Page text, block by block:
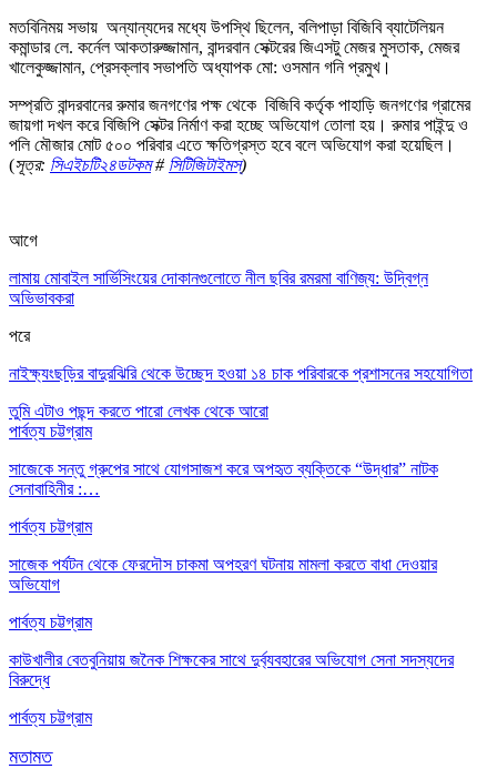
মতবিনিময় সভায় অন্যান্যদের মধ্যে উপস্থি ছিলেন, বলিপাড়া বিজিবি ব্যাটেলিয়ন
কমান্ডার লে. কর্নেল আকতারুজ্জামান, বান্দরবান সেক্টরের জিএসটু মেজর মুসতাক, মেজর
খালেকুজ্জামান, প্রেসক্লাব সভাপতি অধ্যাপক মো: ওসমান গনি প্রমুখ।
সম্প্রতি বান্দরবানের রুমার জনগণের পক্ষ থেকে বিজিবি কর্তৃক পাহাড়ি জনগণের গ্রামের
জায়গা দখল করে বিজিপি সেক্টর নির্মাণ করা হচ্ছে অভিযোগ তোলা হয়। রুমার পাইন্দু ও
পলি মৌজার মোট ৫০০ পরিবার এতে ক্ষতিগ্রস্ত হবে বলে অভিযোগ করা হয়েছিল।
(সূত্র: সিএইচটি২৪ডটকম# সিটিজিটাইমস্)
আগে
লামায় মোবাইল সার্ভিসিংয়ের দোকানগুলোতে নীল ছবির রমরমা বাণিজ্য: উদ্বিগ্ন
অভিভাবকরা
পরে
নাইক্ষ্যংছড়ির বাদুরঝিরি থেকে উচ্ছেদ হওয়া ১৪ চাক পরিবারকে প্রশাসনের সহযোগিতা
তুমি এটাও পছন্দ করতে পারো লেখক থেকে আরো
পার্বত্য চট্টগ্রাম
সাজেকে সন্তু গ্রুপের সাথে যোগসাজশ করে অপহৃত ব্যক্তিকে “উদ্ধার” নাটক
সেনাবাহিনীর :…
পার্বত্য চট্টগ্রাম
সাজেক পর্যটন থেকে ফেরদৌস চাকমা অপহরণ ঘটনায় মামলা করতে বাধা দেওয়ার
অভিযোগ
পার্বত্য চট্টগ্রাম
কাউখালীর বেতবুনিয়ায় জনৈক শিক্ষকের সাথে দুর্ব্যবহারের অভিযোগ সেনা সদস্যদের
বিরুদ্ধে
পার্বত্য চট্টগ্রাম
মতামত